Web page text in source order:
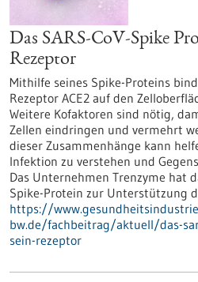
Das SARS-CoV-Spike
Rezeptor
Mithilfe seines Spike-Proteins
Rezeptor ACE2 auf den
Weitere Kofaktoren sind nötig,
Zellen eindringen und vermehrt
dieser Zusammenhänge kann
Infektion zu verstehen und
Das Unternehmen Trenzyme hat
Spike-Protein zur Unterstützung
https://
bw.de/fachbeitrag/aktuell/das-
sein-rezeptor